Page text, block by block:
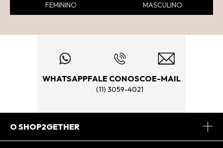
FEMININO MASCULINO
WHATSAPPFALE CONOSCO
(11) 3059-4021
E-MAIL
O SHOP2GETHER